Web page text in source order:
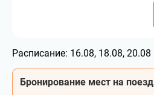
Расписание: 16.08, 18.08, 20.08
Бронирование мест на поезд